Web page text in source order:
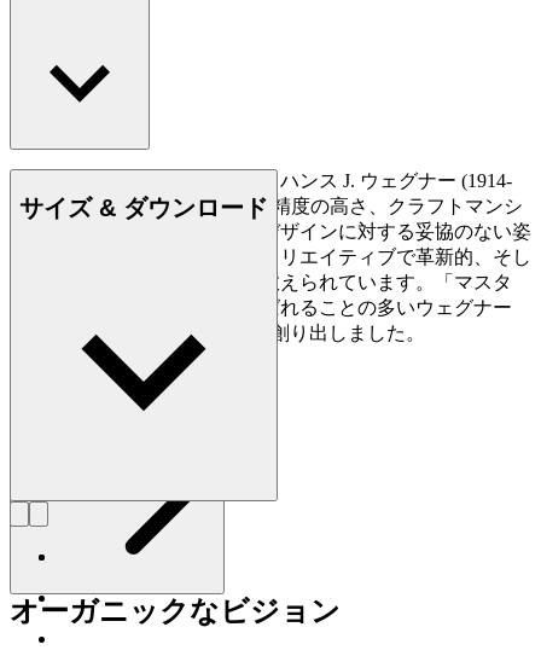
デンマークの家具デザイナー、ハンス J. ウェグナー (1914-
2007) は、家具づくりにおける精度の高さ、クラフトマンシ
ップに対する優れた洞察力、デザインに対する妥協のない姿
勢で知られており、史上最もクリエイティブで革新的、そし
て多作なデザイナーの一人に数えられています。「マスタ
ー・オブ・ザ・チェア」と呼ばれることの多いウェグナー
は、生涯で約500点もの椅子を創り出しました。
詳しく見る Hans J. Wegner
サイズ & ダウンロード
オーガニックなビジョン